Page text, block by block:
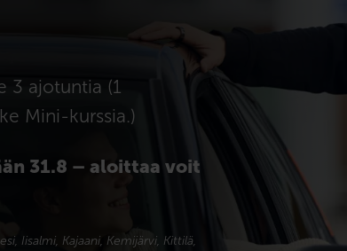
3 ajotuntia (1
Mini-kurssia.)
31.8 – aloittaa voit
Iisalmi, Kajaani, Kemijärvi, Kittilä,